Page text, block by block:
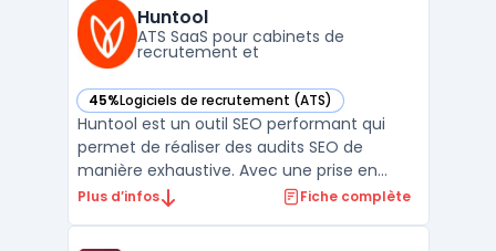
recrutement, agences d’intérim, cabinets
de conseil IT et entreprises mult ...
Huntool
ATS SaaS pour cabinets de
recrutement et
45%Logiciels de recrutement (ATS)
— voir Huntool dans cette catégorie
Huntool est un outil SEO performant qui
permet de réaliser des audits SEO de
manière exhaustive. Avec une prise en
main facile, Huntool est adapté à tous les
Plus d’infos Fiche complète